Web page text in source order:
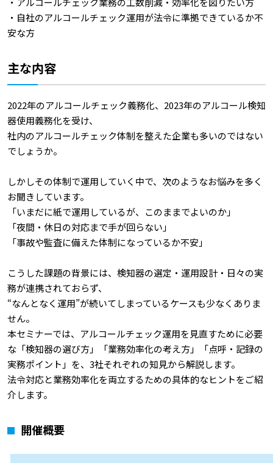
・自社のアルコールチェック運用が法令に準拠できているか不
安な方
主な内容
2022年のアルコールチェック義務化、2023年のアルコール検知
器使用義務化を受け、
社内のアルコールチェック体制を整えた企業も多いのではない
でしょうか。
しかしその体制で運用していく中で、次のようなお悩みを多く
お聞きしています。
「いまだに紙で運用しているが、このままでよいのか」
「夜間・休日の対応まで手が回らない」
「事故や監査に備えた体制になっているか不安」
こうした課題の背景には、検知器の選定・運用設計・日々の実
務が連携されておらず、
“なんとなく運用”が続いてしまっているケースも少なくありま
せん。
本セミナーでは、アルコールチェック運用を見直すために必要
な「検知器の選び方」「業務効率化の考え方」「点呼・記録の
実務ポイント」を、3社それぞれの知見から解説します。
法令対応と業務効率化を両立するための具体的なヒントをご紹
介します。
開催概要